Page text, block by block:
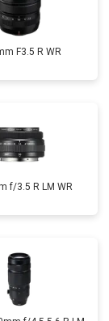
F3.5 R WR
f/3.5 R LM WR